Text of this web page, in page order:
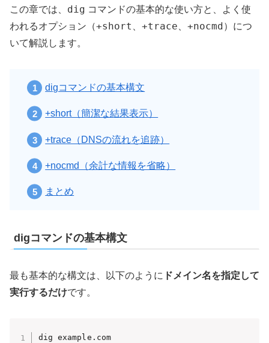
この章では、 dig コマンドの基本的な使い方と、よく使
われるオプション（+short +trace +nocmd ）につ
いて解説します。
digコマンドの基本構文
+short（簡潔な結果表示）
+trace（DNSの流れを追跡）
+nocmd（余計な情報を省略）
まとめ
digコマンドの基本構文
最も基本的な構文は、以下のように ドメイン名を指定して
実行するだけです。
dig example.com